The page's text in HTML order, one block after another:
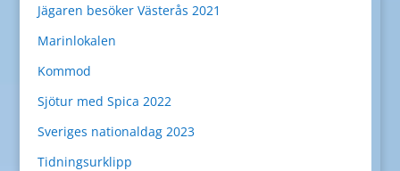
Jägaren besöker Västerås 2021
Marinlokalen
Kommod
Sjötur med Spica 2022
Sveriges nationaldag 2023
Tidningsurklipp